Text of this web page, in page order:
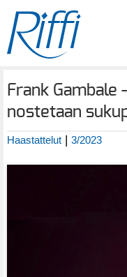
Frank Gambale
nostetaan
Haastattelut | 3/2023